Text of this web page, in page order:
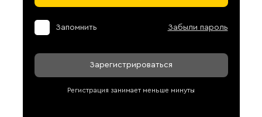
Запомнить Забыли пароль
Зарегистрироваться
Регистрация занимает меньше минуты